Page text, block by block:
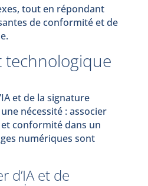
tout en répondant
de conformité et de
et de la signature
nécessité : associer
conformité dans un
numériques sont
d’IA et de